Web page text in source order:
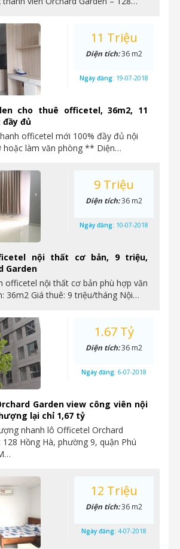
cho thuê officetel, 36m2, 11
đủ
officetel mới 100% đầy đủ nội
hoặc làm văn phòng ** Diện…
11 Triệu
Diện tích:36 m2
Ngày đăng: 19-07-2018
nội thất cơ bản, 9 triệu,
Garden
officetel nội thất cơ bản phù hợp văn
36m2 Giá thuê: 9 triệu/tháng Nội…
9 Triệu
Diện tích:36 m2
Ngày đăng: 10-07-2018
Garden view công viên nội
lại chỉ 1,67 tỷ
nhanh lô Officetel Orchard
Hồng Hà, phường 9, quận Phú
1.67 Tỷ
Diện tích:36 m2
Ngày đăng: 6-07-2018
12 Triệu
Diện tích:36 m2
Ngày đăng: 4-07-2018